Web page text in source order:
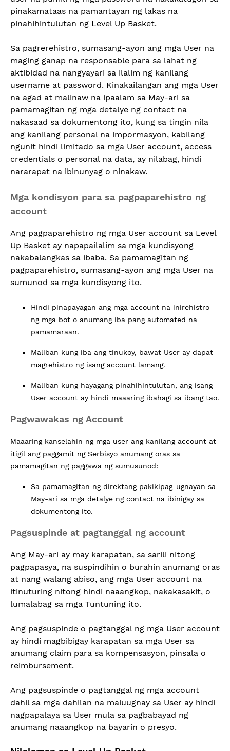
pinakamataas na pamantayan ng lakas na
pinahihintulutan ng Level Up Basket.
Sa pagrerehistro, sumasang-ayon ang mga User na
maging ganap na responsable para sa lahat ng
aktibidad na nangyayari sa ilalim ng kanilang
username at password. Kinakailangan ang mga User
na agad at malinaw na ipaalam sa May-ari sa
pamamagitan ng mga detalye ng contact na
nakasaad sa dokumentong ito, kung sa tingin nila
ang kanilang personal na impormasyon, kabilang
ngunit hindi limitado sa mga User account, access
credentials o personal na data, ay nilabag, hindi
nararapat na ibinunyag o ninakaw.
Mga kondisyon para sa pagpaparehistro ng
account
Ang pagpaparehistro ng mga User account sa Level
Up Basket ay napapailalim sa mga kundisyong
nakabalangkas sa ibaba. Sa pamamagitan ng
pagpaparehistro, sumasang-ayon ang mga User na
sumunod sa mga kundisyong ito.
Hindi pinapayagan ang mga account na inirehistro
ng mga bot o anumang iba pang automated na
pamamaraan.
Maliban kung iba ang tinukoy, bawat User ay dapat
magrehistro ng isang account lamang.
Maliban kung hayagang pinahihintulutan, ang isang
User account ay hindi maaaring ibahagi sa ibang tao.
Pagwawakas ng Account
Maaaring kanselahin ng mga user ang kanilang account at
itigil ang paggamit ng Serbisyo anumang oras sa
pamamagitan ng paggawa ng sumusunod:
Sa pamamagitan ng direktang pakikipag-ugnayan sa
May-ari sa mga detalye ng contact na ibinigay sa
dokumentong ito.
Pagsuspinde at pagtanggal ng account
Ang May-ari ay may karapatan, sa sarili nitong
pagpapasya, na suspindihin o burahin anumang oras
at nang walang abiso, ang mga User account na
itinuturing nitong hindi naaangkop, nakakasakit, o
lumalabag sa mga Tuntuning ito.
Ang pagsuspinde o pagtanggal ng mga User account
ay hindi magbibigay karapatan sa mga User sa
anumang claim para sa kompensasyon, pinsala o
reimbursement.
Ang pagsuspinde o pagtanggal ng mga account
dahil sa mga dahilan na maiuugnay sa User ay hindi
nagpapalaya sa User mula sa pagbabayad ng
anumang naaangkop na bayarin o presyo.